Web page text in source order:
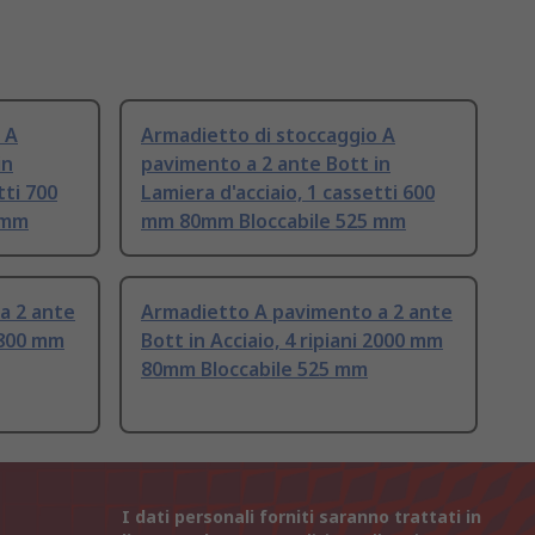
700
Armadietto di stoccaggio A
pavimento a 2 ante Bott in
Lamiera d'acciaio, 1 cassetti 600
mm 80mm Bloccabile 525 mm
2 ante
mm
Armadietto A pavimento a 2 ante
Bott in Acciaio, 4 ripiani 2000 mm
80mm Bloccabile 525 mm
I dati personali forniti saranno trattati in